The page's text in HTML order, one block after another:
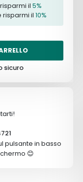
il5%
risparmi il10%
sicuro
pulsante in basso
😊